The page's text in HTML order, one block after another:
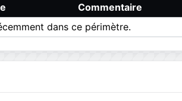
Commentaire
dans ce périmètre.